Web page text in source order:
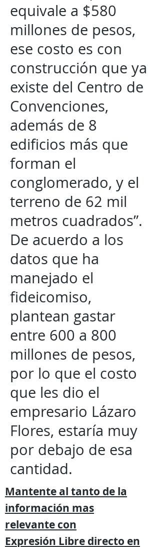
equivale a $580
millones de pesos,
ese costo es con
construcción que ya
existe del Centro de
Convenciones,
además de 8
edificios más que
forman el
conglomerado, y el
terreno de 62 mil
metros cuadrados”.
De acuerdo a los
datos que ha
manejado el
fideicomiso,
plantean gastar
entre 600 a 800
millones de pesos,
por lo que el costo
que les dio el
empresario Lázaro
Flores, estaría muy
por debajo de esa
cantidad.
Mantente al tanto de la
información mas
relevante con
Expresión Libre directo en